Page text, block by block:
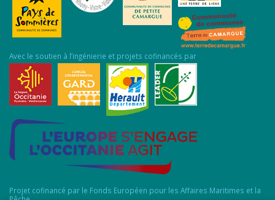
Avec le soutien à l’ingénierie et projets cofinancés par
Projet cofinancé par le Fonds Européen pour les Affaires Maritimes et la